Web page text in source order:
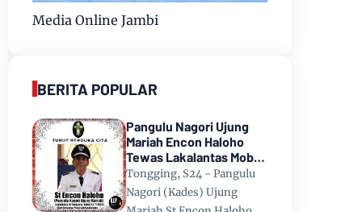
Media Online Jambi
BERITA POPULAR
Pangulu Nagori Ujung
Mariah Encon Haloho
Tewas Lakalantas Mobil
Terjun ke Danau Toba di
Tongging
Tongging, S24 - Pangulu
Nagori (Kades) Ujung